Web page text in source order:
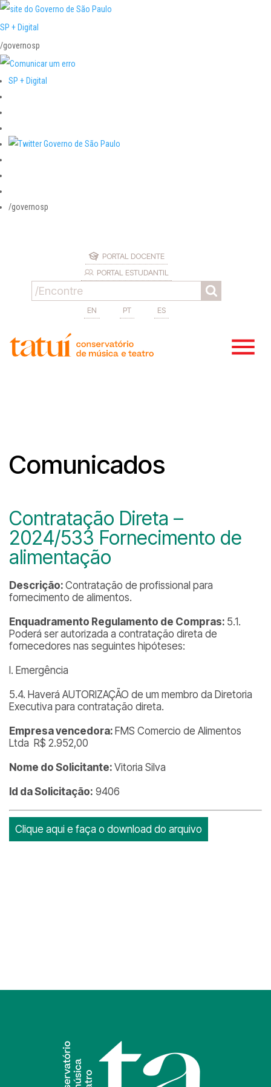
SP + Digital
/governosp
SP + Digital
/governosp
PORTAL DOCENTE
PORTAL ESTUDANTIL
EN PT ES
Comunicados
Contratação Direta –
2024/533 Fornecimento de
alimentação
Descrição: Contratação de profissional para
fornecimento de alimentos.
Enquadramento Regulamento de Compras: 5.1.
Poderá ser autorizada a contratação direta de
fornecedores nas seguintes hipóteses:
I. Emergência
5.4. Haverá AUTORIZAÇÃO de um membro da Diretoria
Executiva para contratação direta.
Empresa vencedora: FMS Comercio de Alimentos
Ltda R$ 2.952,00
Nome do Solicitante: Vitoria Silva
Id da Solicitação: 9406
Clique aqui e faça o download do arquivo